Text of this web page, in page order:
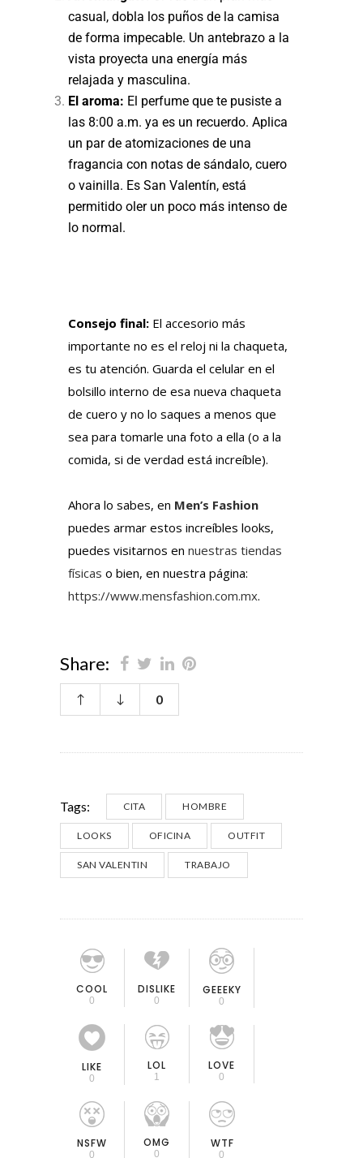
casual, dobla los puños de la camisa
de forma impecable. Un antebrazo a la
vista proyecta una energía más
relajada y masculina.
El aroma: El perfume que te pusiste a
las 8:00 a.m. ya es un recuerdo. Aplica
un par de atomizaciones de una
fragancia con notas de sándalo, cuero
o vainilla. Es San Valentín, está
permitido oler un poco más intenso de
lo normal.
Consejo final: El accesorio más
importante no es el reloj ni la chaqueta,
es tu atención. Guarda el celular en el
bolsillo interno de esa nueva chaqueta
de cuero y no lo saques a menos que
sea para tomarle una foto a ella (o a la
comida, si de verdad está increíble).
Ahora lo sabes, en Men’s Fashion
puedes armar estos increíbles looks,
puedes visitarnos en nuestras tiendas
físicas o bien, en nuestra página:
https://www.mensfashion.com.mx.
Share:
0
Tags: CITA HOMBRE
LOOKS OFICINA OUTFIT
SAN VALENTIN TRABAJO
COOL
0
DISLIKE
0
GEEEKY
0
LIKE
0
LOL
1
LOVE
0
NSFW
0
OMG
0
WTF
0